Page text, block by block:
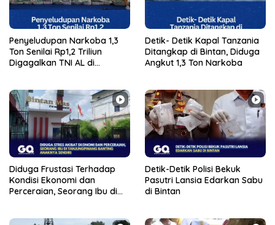
Penyeludupan Narkoba 1,3
Ton Senilai Rp1,2 Triliun
Digagalkan TNI AL di
Detik- Detik Kapal Tanzania
Ditangkap di Bintan, Diduga
Angkut 1,3 Ton Narkoba
Diduga Frustasi Terhadap
Kondisi Ekonomi dan
Perceraian, Seorang Ibu di
Detik-Detik Polisi Bekuk
Pasutri Lansia Edarkan Sabu
di Bintan